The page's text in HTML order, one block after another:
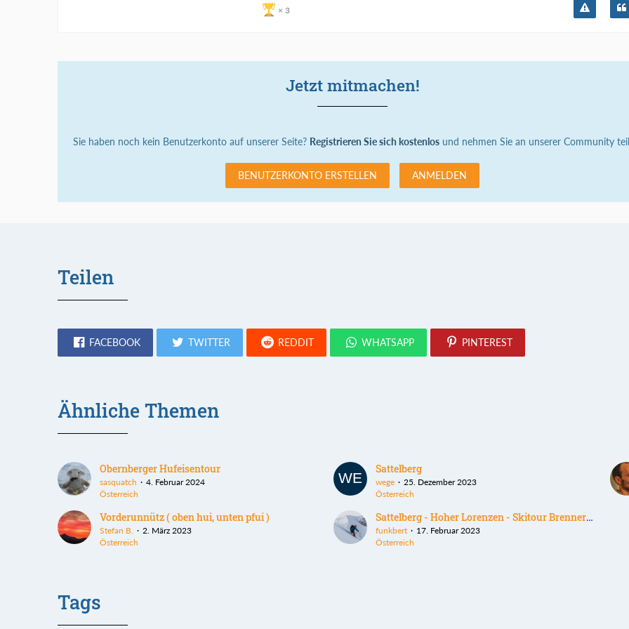
3
Jetzt mitmachen!
Sie haben noch kein Benutzerkonto auf unserer Seite? Registrieren Sie sich kostenlosund nehmen Sie an unserer Community
BENUTZERKONTO ERSTELLEN ANMELDEN
Teilen
FACEBOOK TWITTER REDDIT WHATSAPP PINTEREST
Ähnliche Themen
Obernberger Hufeisentour
sasquatch
4. Februar 2024
Österreich
Sattelberg
wege
25. Dezember 2023
Österreich
Vorderunnütz ( oben hui, unten pfui )
Stefan B.
2. März 2023
Österreich
Sattelberg - Hoher Lorenzen - Skitour Brennerkamm
funkbert
17. Februar 2023
Österreich
Tags